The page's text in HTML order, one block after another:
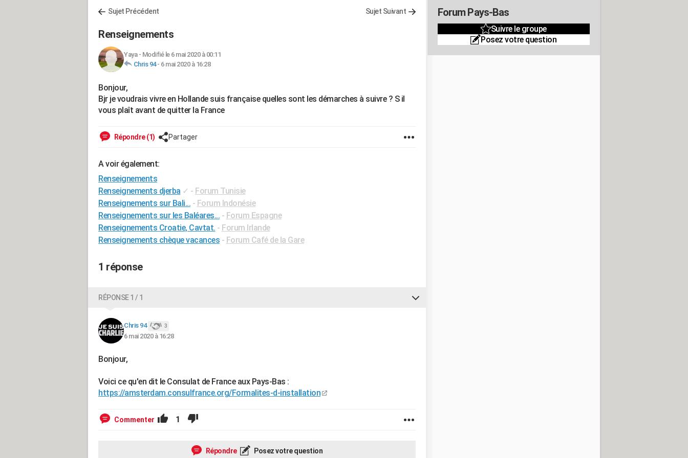
Sujet Précédent Sujet Suivant
Renseignements
Yaya- Modifié le 6 mai 2020 à 00:11
Chris 94- 6 mai 2020 à 16:28
Bonjour,
Bjr je voudrais vivre en Hollande suis française quelles sont les démarches à suivre ? S il
vous plaît avant de quitter la France
Répondre (1) Partager
A voir également:
Renseignements
Renseignements djerba ✓ - Forum Tunisie
Renseignements sur Bali... - Forum Indonésie
Renseignements sur les Baléares... - Forum Espagne
Renseignements Croatie, Cavtat. - Forum Irlande
Renseignements chèque vacances - Forum Café de la Gare
1 réponse
RÉPONSE 1 / 1
Chris 94 3
6 mai 2020 à 16:28
Bonjour,
Voici ce qu'en dit le Consulat de France aux Pays-Bas :
https://amsterdam.consulfrance.org/Formalites-d-installation
Commenter 1
Répondre Posez votre question
Forum Pays-Bas
Suivre le groupe
Posez votre question